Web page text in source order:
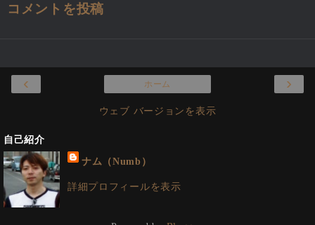
コメントを投稿
‹ ›
ホーム
ウェブ バージョンを表示
自己紹介
ナム（Numb）
詳細プロフィールを表示